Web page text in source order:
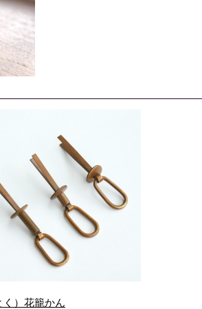
く）花籠かん